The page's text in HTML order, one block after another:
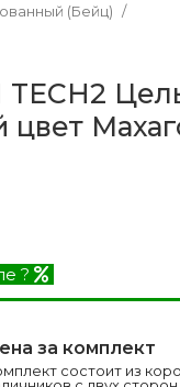
Белоруссия
1640
(Бейц)
цвет
?
за комплект
состоит из